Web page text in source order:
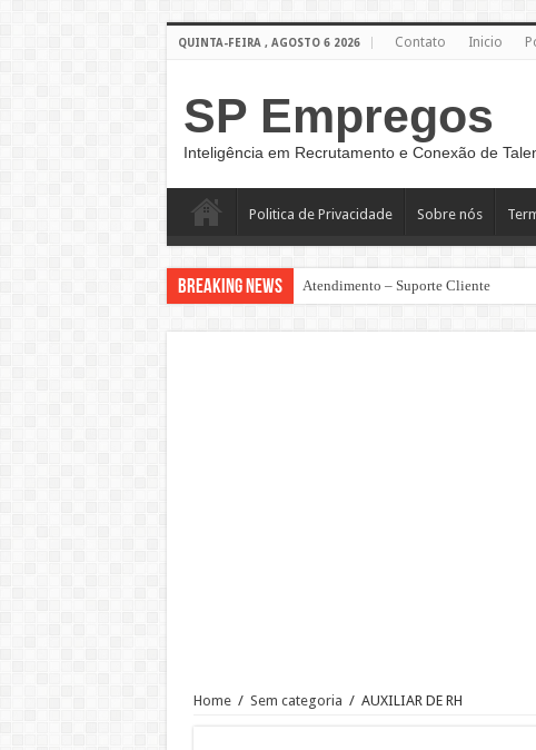
QUINTA-FEIRA , AGOSTO 6 2026 Contato Inicio
SP Empregos
Inteligência em Recrutamento e Conexão de
Politica de Privacidade Sobre nós
Breaking News Atendimento – Suporte Cliente
VAGA PARA ATENDENTE
Home / Sem categoria / AUXILIAR DE RH